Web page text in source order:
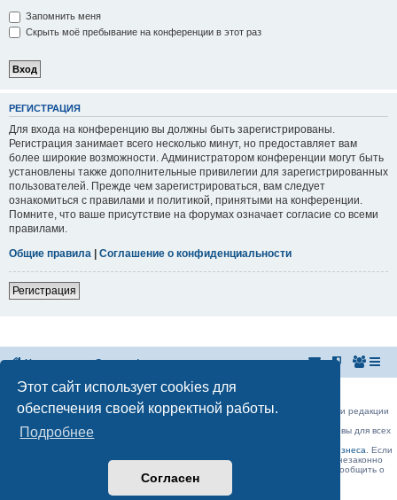
Этот сайт использует cookies для
обеспечения своей корректной работы.
Подробнее
Согласен
Запомнить меня
Скрыть моё пребывание на конференции в этот раз
РЕГИСТРАЦИЯ
Для входа на конференцию вы должны быть зарегистрированы.
Регистрация занимает всего несколько минут, но предоставляет вам
более широкие возможности. Администратором конференции могут быть
установлены также дополнительные привилегии для зарегистрированных
пользователей. Прежде чем зарегистрироваться, вам следует
ознакомиться с правилами и политикой, принятыми на конференции.
Помните, что ваше присутствие на форумах означает согласие со всеми
правилами.
Общие правила | Соглашение о конфиденциальности
Регистрация
На главную Список форумов
Российская Ассоциация Развития Игорного Бизнеса
Эл. почта:
admin@rarib.ru
office@rarib.ru
использование материалов сайта возможно только при письменном согласии редакции
На нашем портале правила размещения объявлений и информации одинаковы для всех
пользователей, в соответствии с соблюдением правил Форума!,
Официальные форумы деятелей игорного бизнеса. Если
Вы считаете, что ваше объявление было удалено нашими модераторами незаконно
(а объявление было размещено без нарушений правил Форума) , просьба сообщить о
данном факте наadmin@rarib.ru